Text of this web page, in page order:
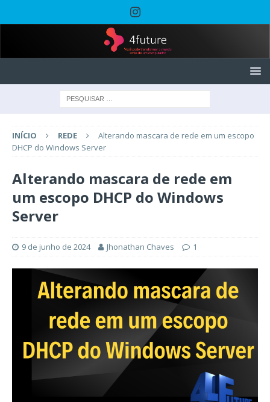
INÍCIO REDE
Alterando mascara de rede em um escopo
DHCP do Windows Server
Alterando mascara de rede em
um escopo DHCP do Windows
Server
9 de junho de 2024 Jhonathan Chaves 1